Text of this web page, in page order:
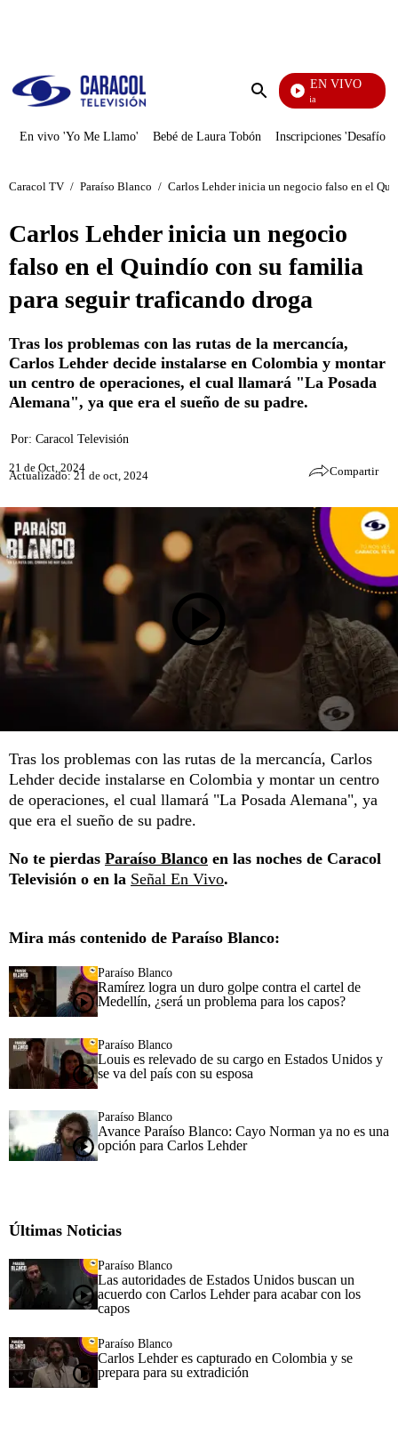
Enviar
EN VIVO
Tour De Francia
En vivo 'Yo Me Llamo' Bebé de Laura Tobón Inscripciones 'Desafío'
Caracol TV / Paraíso Blanco / Carlos Lehder inicia un negocio falso en el
Carlos Lehder inicia un negocio
falso en el Quindío con su familia
para seguir traficando droga
Tras los problemas con las rutas de la mercancía,
Carlos Lehder decide instalarse en Colombia y montar
un centro de operaciones, el cual llamará "La Posada
Alemana", ya que era el sueño de su padre.
Por: Caracol Televisión
21 de Oct, 2024
Actualizado: 21 de oct, 2024 Compartir
Tras los problemas con las rutas de la mercancía, Carlos
Lehder decide instalarse en Colombia y montar un centro
de operaciones, el cual llamará "La Posada Alemana", ya
que era el sueño de su padre.
No te pierdas Paraíso Blanco en las noches de Caracol
Televisión o en la Señal En Vivo.
Mira más contenido de Paraíso Blanco:
Paraíso Blanco
Ramírez logra un duro golpe contra el cartel de
Medellín, ¿será un problema para los capos?
Paraíso Blanco
Louis es relevado de su cargo en Estados Unidos y
se va del país con su esposa
Paraíso Blanco
Avance Paraíso Blanco: Cayo Norman ya no es una
opción para Carlos Lehder
Últimas Noticias
Paraíso Blanco
Las autoridades de Estados Unidos buscan un
acuerdo con Carlos Lehder para acabar con los
capos
Paraíso Blanco
Carlos Lehder es capturado en Colombia y se
prepara para su extradición